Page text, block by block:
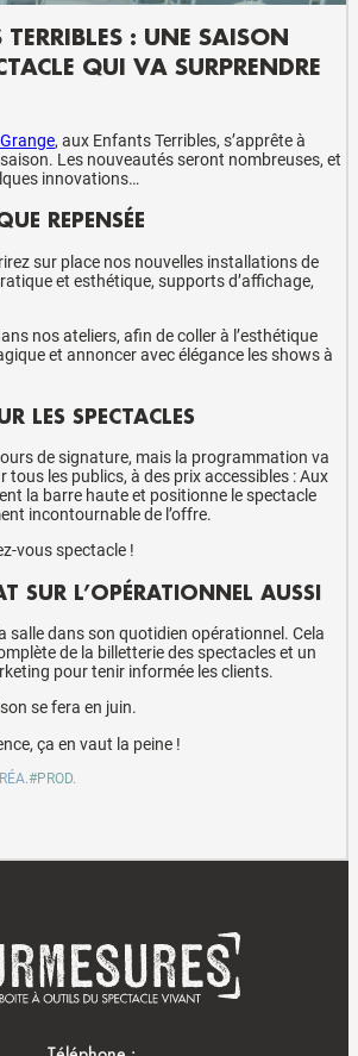
: UNE SAISON
QUI VA SURPRENDRE
, aux Enfants Terribles, s’apprête à
Les nouveautés seront nombreuses, et
innovations…
REPENSÉE
sur place nos nouvelles installations de
et esthétique, supports d’affichage,
nos ateliers, afin de coller à l’esthétique
et annoncer avec élégance les shows à
LES SPECTACLES
de signature, mais la programmation va
tous les publics, à des prix accessibles : Aux
la barre haute et positionne le spectacle
incontournable de l’offre.
vous spectacle !
SUR L’OPÉRATIONNEL AUSSI
salle dans son quotidien opérationnel. Cela
de la billetterie des spectacles et un
pour tenir informée les clients.
se fera en juin.
ça en vaut la peine !
#PROD.